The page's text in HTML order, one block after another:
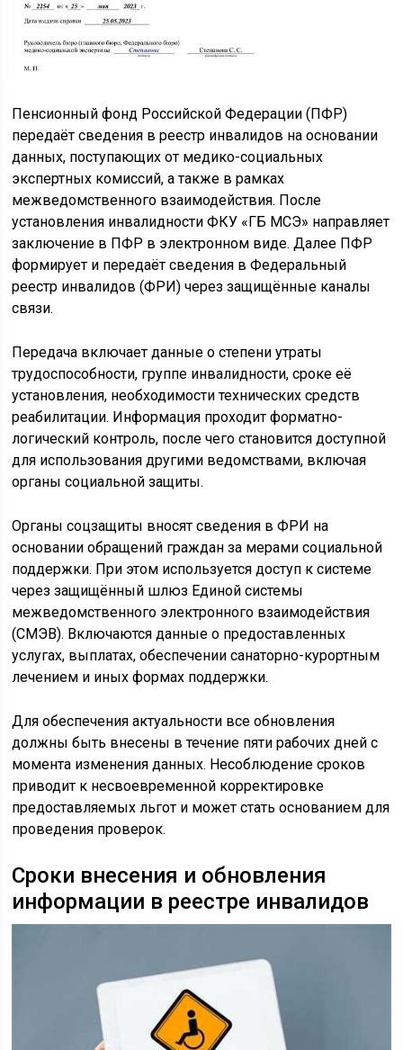
Пенсионный фонд Российской Федерации (ПФР)
передаёт сведения в реестр инвалидов на основании
данных, поступающих от медико-социальных
экспертных комиссий, а также в рамках
межведомственного взаимодействия. После
установления инвалидности ФКУ «ГБ МСЭ» направляет
заключение в ПФР в электронном виде. Далее ПФР
формирует и передаёт сведения в Федеральный
реестр инвалидов (ФРИ) через защищённые каналы
связи.
Передача включает данные о степени утраты
трудоспособности, группе инвалидности, сроке её
установления, необходимости технических средств
реабилитации. Информация проходит форматно-
логический контроль, после чего становится доступной
для использования другими ведомствами, включая
органы социальной защиты.
Органы соцзащиты вносят сведения в ФРИ на
основании обращений граждан за мерами социальной
поддержки. При этом используется доступ к системе
через защищённый шлюз Единой системы
межведомственного электронного взаимодействия
(СМЭВ). Включаются данные о предоставленных
услугах, выплатах, обеспечении санаторно-курортным
лечением и иных формах поддержки.
Для обеспечения актуальности все обновления
должны быть внесены в течение пяти рабочих дней с
момента изменения данных. Несоблюдение сроков
приводит к несвоевременной корректировке
предоставляемых льгот и может стать основанием для
проведения проверок.
Сроки внесения и обновления
информации в реестре инвалидов